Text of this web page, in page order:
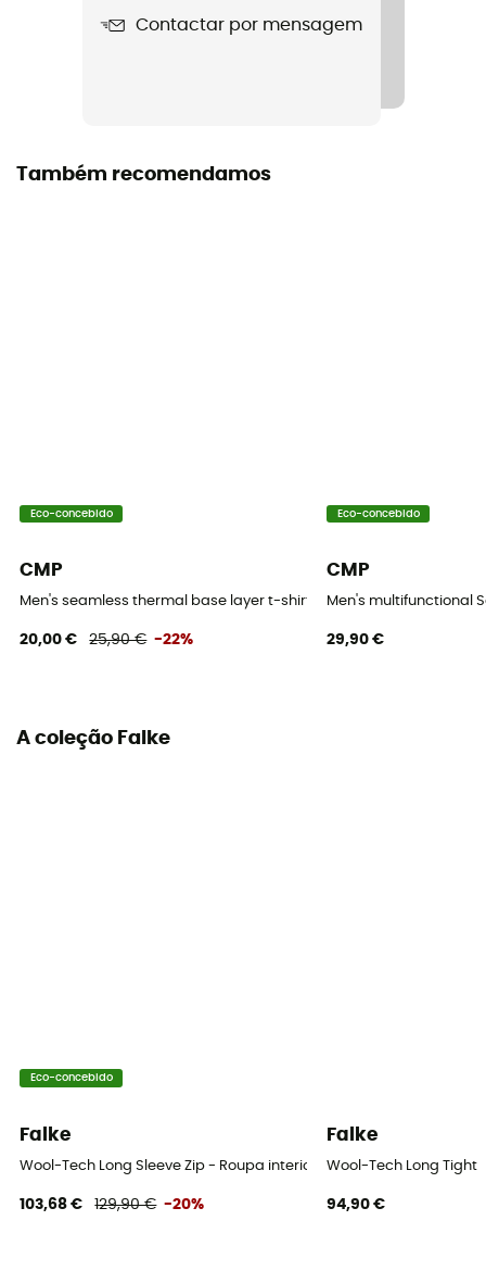
Nome do produto
Materiais
élasthanne
Insulating / Breathable
Contactar por mensagem
Também recomendamos
Eco-concebido
CMP
Men's seamless thermal base layer t-shirt - Roupa interior térmica
20,00 € 25,90 € -22%
Eco-concebido
CMP
Men's multifunctional
29,90 €
A coleção Falke
Eco-concebido
Falke
Wool-Tech Long Sleeve Zip - Roupa interior térmica homem
103,68 € 129,90 € -20%
Falke
Wool-Tech Long Tight
94,90 €